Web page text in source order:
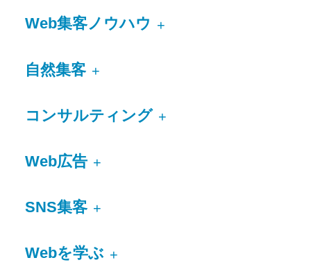
Web集客ノウハウ +
自然集客 +
コンサルティング +
Web広告 +
SNS集客 +
Webを学ぶ +